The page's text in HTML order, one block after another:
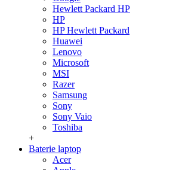
Hewlett Packard HP
HP
HP Hewlett Packard
Huawei
Lenovo
Microsoft
MSI
Razer
Samsung
Sony
Sony Vaio
Toshiba
+
Baterie laptop
Acer